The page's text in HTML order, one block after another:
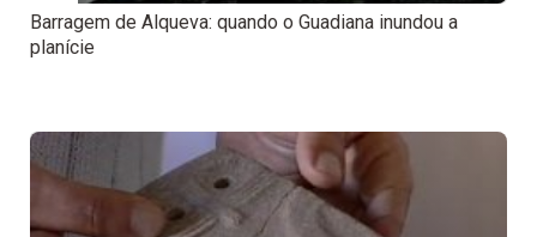
Barragem de Alqueva: quando o Guadiana inundou a
planície